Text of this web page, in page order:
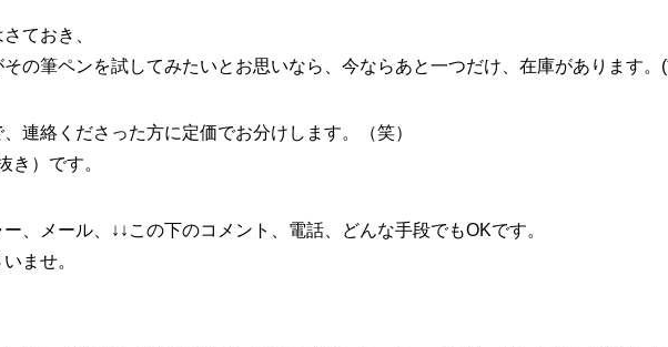
ておき、
その筆ペンを試してみたいとお思いなら、今ならあと一つだけ、在庫があります。
連絡くださった方に定価でお分けします。（笑）
き）です。
ー、メール、↓↓この下のコメント、電話、どんな手段でもOKです。
ませ。